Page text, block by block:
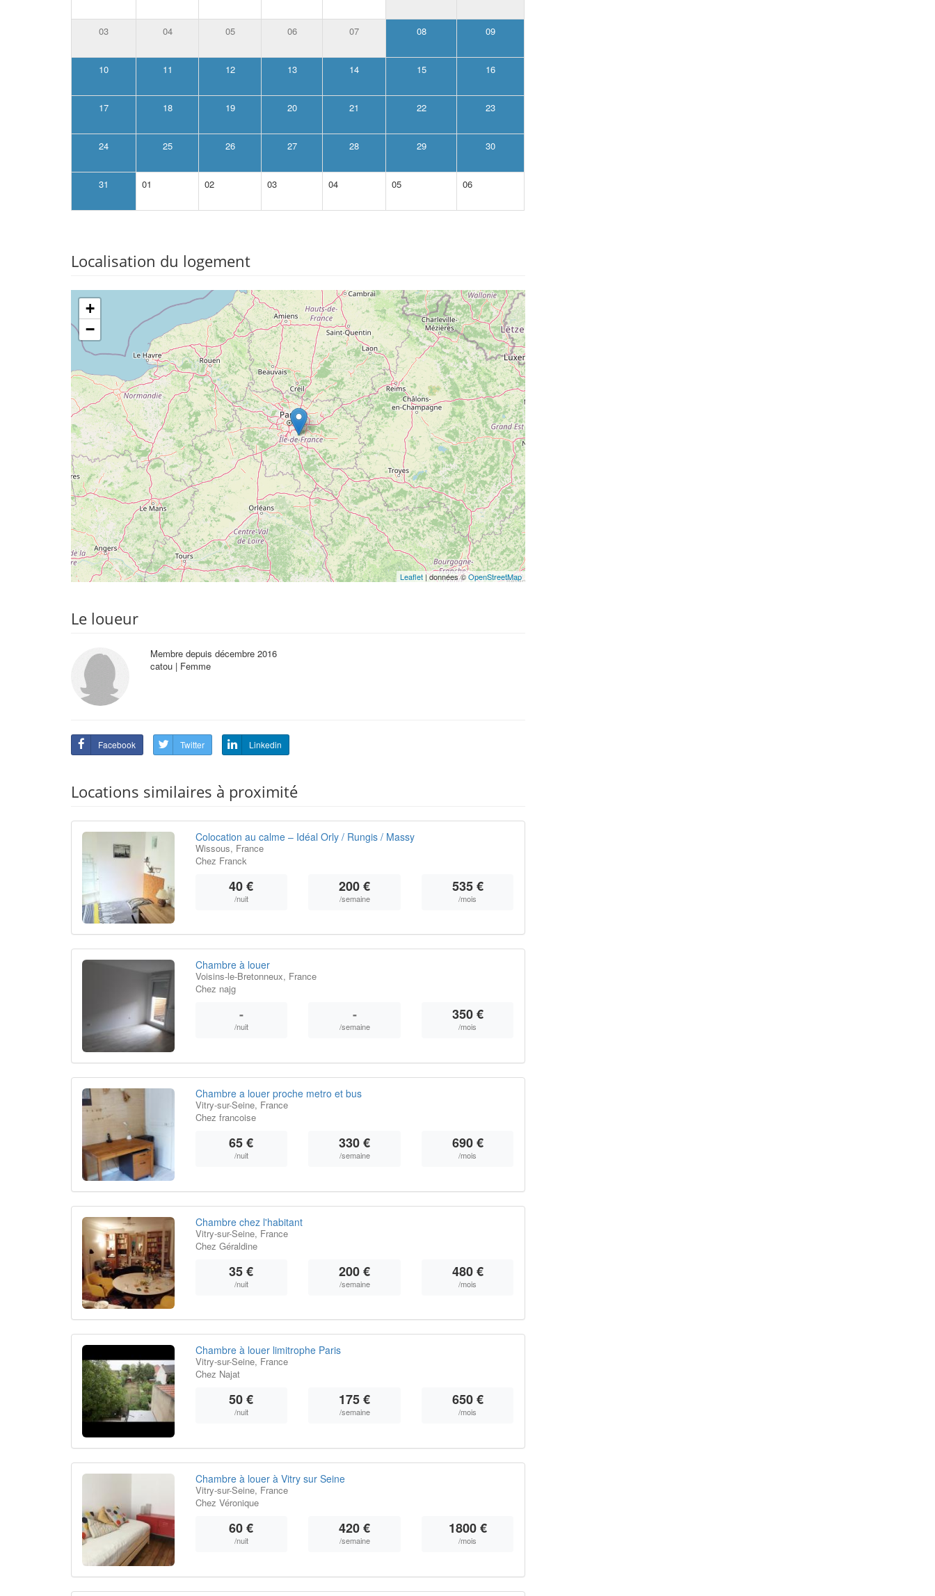
03 04 05 06 07 08 09
10 11 12 13 14 15 16
17 18 19 20 21 22 23
24 25 26 27 28 29 30
31 01 02 03 04 05 06
Localisation du logement
+
−
Leaflet| données ©OpenStreetMap
Le loueur
Membre depuis décembre 2016
catou | Femme
Facebook Twitter Linkedin
Locations similaires à proximité
Colocation au calme – Idéal Orly / Rungis / Massy
Wissous, France
Chez Franck
40 €
/nuit
200 €
/semaine
535 €
/mois
Chambre à louer
Voisins-le-Bretonneux, France
Chez najg
-
/nuit
-
/semaine
350 €
/mois
Chambre a louer proche metro et bus
Vitry-sur-Seine, France
Chez francoise
65 €
/nuit
330 €
/semaine
690 €
/mois
Chambre chez l'habitant
Vitry-sur-Seine, France
Chez Géraldine
35 €
/nuit
200 €
/semaine
480 €
/mois
Chambre à louer limitrophe Paris
Vitry-sur-Seine, France
Chez Najat
50 €
/nuit
175 €
/semaine
650 €
/mois
Chambre à louer à Vitry sur Seine
Vitry-sur-Seine, France
Chez Véronique
60 €
/nuit
420 €
/semaine
1800 €
/mois